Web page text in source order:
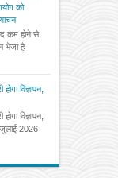
को
पद कम होने से
भेजा है
विज्ञापन,
विज्ञापन,
2026